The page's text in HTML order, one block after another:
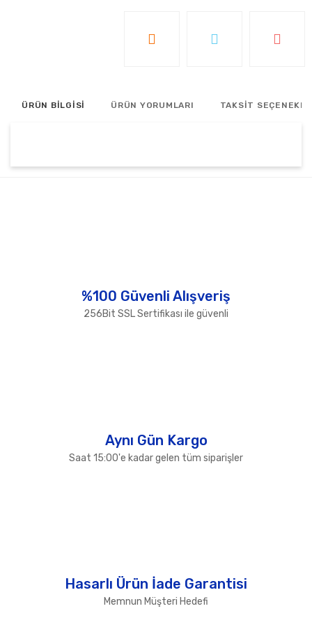
ÜRÜN BİLGİSİ ÜRÜN YORUMLARI TAKSİT
Ürün fiyatı diğer sitelerden daha pahalı.
%100 Güvenli Alışveriş
256Bit SSL Sertifikası ile güvenli
Aynı Gün Kargo
Saat 15:00'e kadar gelen tüm siparişler
Hasarlı Ürün İade Garantisi
Memnun Müşteri Hedefi